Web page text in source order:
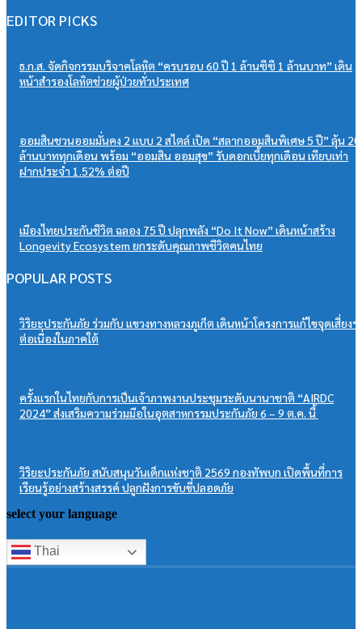
EDITOR PICKS
ธ.ก.ส. จัดกิจกรรมบริจาคโลหิต “ครบรอบ 60 ปี 1 ล้านซีซี 1 ล้านบาท” เดิน
หน้าสำรองโลหิตช่วยผู้ป่วยทั่วประเทศ
ออมสินชวนออมมั่นคง 2 แบบ 2 สไตล์ เปิด “สลากออมสินพิเศษ 5 ปี” ลุ้น 20
ล้านบาททุกเดือน พร้อม “ออมสิน ออมสุข” รับดอกเบี้ยทุกเดือน เทียบเท่า
ฝากประจำ 1.52% ต่อปี
เมืองไทยประกันชีวิต ฉลอง 75 ปี ปลุกพลัง “Do It Now” เดินหน้าสร้าง
Longevity Ecosystem ยกระดับคุณภาพชีวิตคนไทย
POPULAR POSTS
วิริยะประกันภัย ร่วมกับ แขวงทางหลวงภูเก็ต เดินหน้าโครงการแก้ไขจุดเสี่ยงฯ
ต่อเนื่องในภาคใต้
ครั้งเเรกในไทยกับการเป็นเจ้าภาพงานประชุมระดับนานาชาติ “AIRDC
2024” ส่งเสริมความร่วมมือในอุตสาหกรรมประกันภัย 6 – 9 ต.ค. นี้
วิริยะประกันภัย สนับสนุนวันเด็กแห่งชาติ 2569 กองทัพบก เปิดพื้นที่การ
เรียนรู้อย่างสร้างสรรค์ ปลูกฝังการขับขี่ปลอดภัย
select your language
Thai